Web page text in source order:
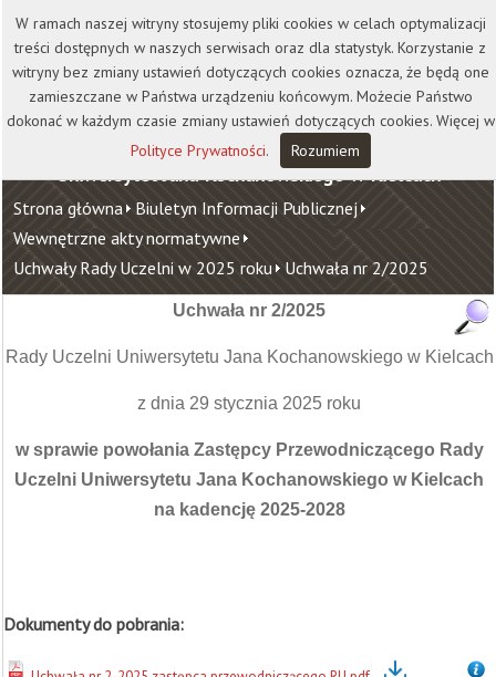
Kontakt Biblioteka
Wydawnictwo
Wirtualna Uczelnia
Uniwersytet Jana Kochanowskiego w Kielcach
Strona główna Biuletyn Informacji Publicznej
Wewnętrzne akty normatywne
Uchwały Rady Uczelni w 2025 roku Uchwała nr 2/2025
Uchwała nr 2/2025
Rady Uczelni Uniwersytetu Jana Kochanowskiego w Kielcach
z dnia 29 stycznia 2025 roku
w sprawie powołania Zastępcy Przewodniczącego Rady
Uczelni Uniwersytetu Jana Kochanowskiego w Kielcach
na kadencję 2025-2028
Dokumenty do pobrania:
W ramach naszej witryny stosujemy pliki cookies w celach optymalizacji
treści dostępnych w naszych serwisach oraz dla statystyk. Korzystanie z
witryny bez zmiany ustawień dotyczących cookies oznacza, że będą one
zamieszczane w Państwa urządzeniu końcowym. Możecie Państwo
dokonać w każdym czasie zmiany ustawień dotyczących cookies. Więcej w
Polityce Prywatności. Rozumiem